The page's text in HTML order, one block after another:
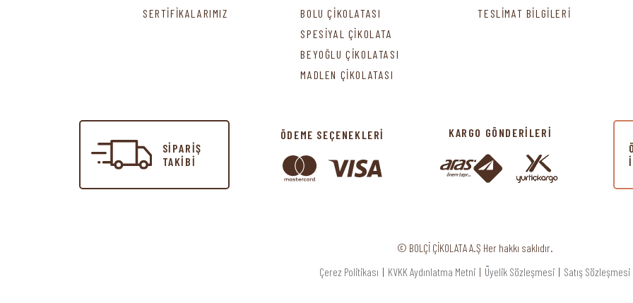
SERTİFİKALARIMIZ
BOLU ÇİKOLATASI
SPESİYAL ÇİKOLATA
BEYOĞLU ÇİKOLATASI
MADLEN ÇİKOLATASI
TESLİMAT BİLGİLERİ
SİPARİŞ
TAKİBİ
ÖDEME SEÇENEKLERİ
KARGO GÖNDERİLERİ
© BOLÇİ ÇİKOLATA A.Ş Her hakkı saklıdır.
Çerez Politikası | KVKK Aydınlatma Metni | Üyelik Sözleşmesi | Satış Sözleşmesi